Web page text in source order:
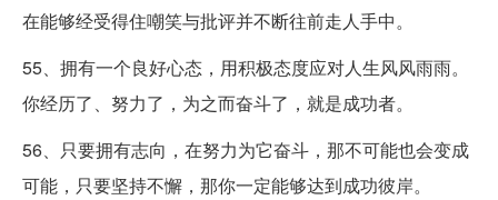
在能够经受得住嘲笑与批评并不断往前走人手中。
55、拥有一个良好心态，用积极态度应对人生风风雨雨。
你经历了、努力了，为之而奋斗了，就是成功者。
56、只要拥有志向，在努力为它奋斗，那不可能也会变成
可能，只要坚持不懈，那你一定能够达到成功彼岸。